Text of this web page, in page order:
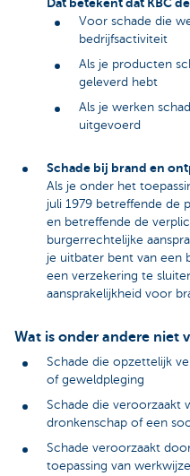
Dat betekent dat KBC
Voor schade die
bedrijfsactiviteit
Als je producten
geleverd hebt
Als je werken
uitgevoerd
Schade bij brand en
Als je onder het
juli 1979 betreffende de
en betreffende de
burgerrechtelijke
je uitbater bent van een
een verzekering te
aansprakelijkheid voor
Wat is onder andere niet
Schade die opzettelijk
of geweldpleging
Schade die veroorzaakt
dronkenschap of een
Schade veroorzaakt
toepassing van